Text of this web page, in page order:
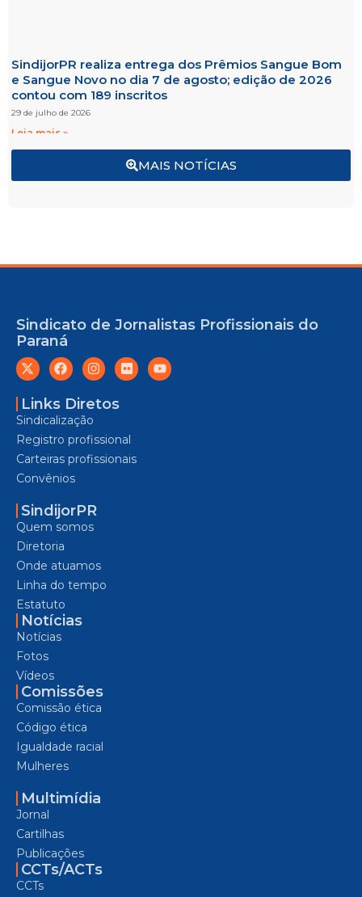
MAIS NOTÍCIAS
SindijorPR realiza entrega dos Prêmios Sangue Bom
e Sangue Novo no dia 7 de agosto; edição de 2026
contou com 189 inscritos
29 de julho de 2026
Leia mais »
Sindicato de Jornalistas Profissionais do
Paraná
Links Diretos
Sindicalização
Registro profissional
Carteiras profissionais
Convênios
SindijorPR
Quem somos
Diretoria
Onde atuamos
Linha do tempo
Estatuto
Notícias
Notícias
Fotos
Vídeos
Comissões
Comissão ética
Código ética
Igualdade racial
Mulheres
Multimídia
Jornal
Cartilhas
Publicações
CCTs/ACTs
CCTs